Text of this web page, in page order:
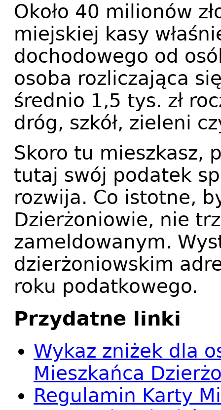
Około 40 milionów
miejskiej kasy
dochodowego od
osoba rozliczająca
średnio 1,5 tys. zł
dróg, szkół, zieleni
Skoro tu mieszkasz,
tutaj swój podatek
rozwija. Co istotne,
Dzierżoniowie, nie
zameldowanym.
dzierżoniowskim
roku podatkowego.
Przydatne linki
Wykaz zniżek dla
Mieszkańca
Regulamin Karty